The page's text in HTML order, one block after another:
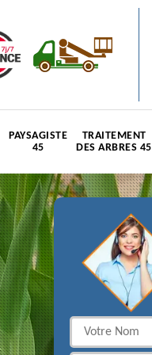
PAYSAGISTE
45
TRAITEMENT
DES ARBRES 45